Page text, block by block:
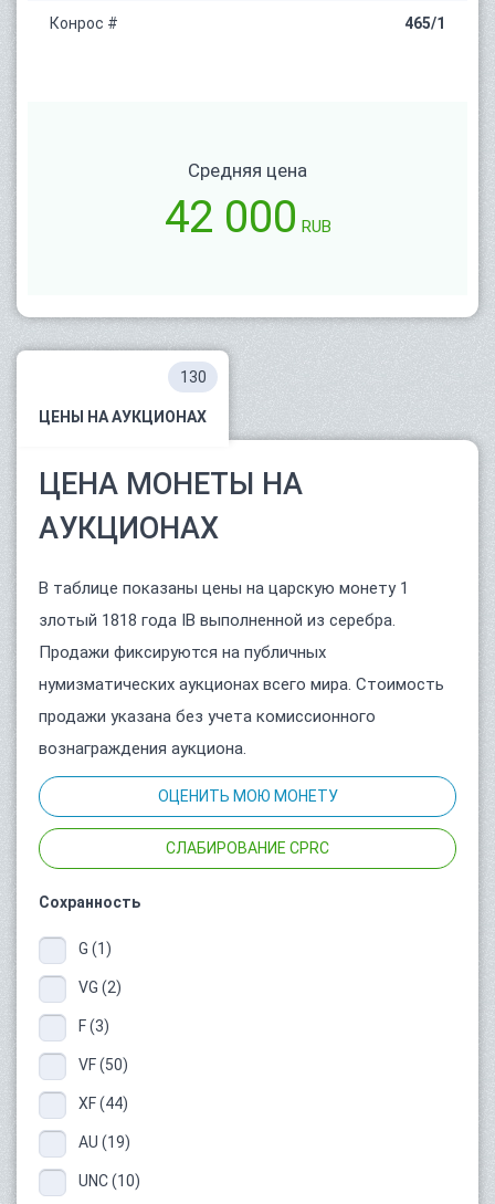
Конрос # 465/1
Средняя цена
42 000 RUB
ЦЕНЫ НА АУКЦИОНАХ
130
ЦЕНА МОНЕТЫ НА
АУКЦИОНАХ
В таблице показаны цены на царскую монету 1
злотый 1818 года IB выполненной из серебра.
Продажи фиксируются на публичных
нумизматических аукционах всего мира. Стоимость
продажи указана без учета комиссионного
вознаграждения аукциона.
ОЦЕНИТЬ МОЮ МОНЕТУ
СЛАБИРОВАНИЕ CPRC
Сохранность
G (1)
VG (2)
F (3)
VF (50)
XF (44)
AU (19)
UNC (10)